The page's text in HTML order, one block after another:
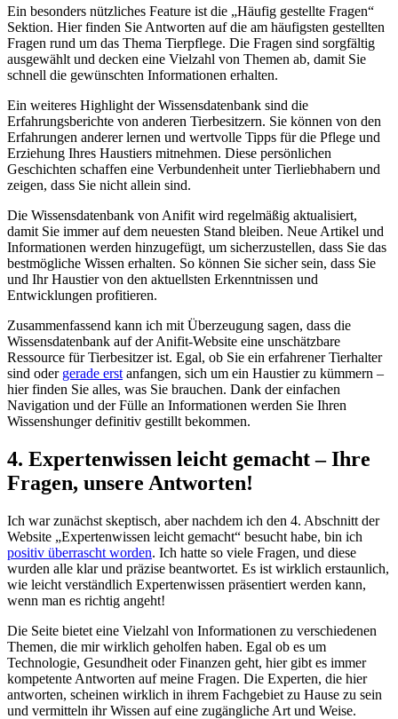
Ein besonders nützliches Feature ist die „Häufig gestellte Fragen“
Sektion. Hier ⁣finden ​Sie Antworten auf die am häufigsten​ gestellten
Fragen​ rund um⁢ das Thema Tierpflege. Die Fragen sind sorgfältig ​
ausgewählt und decken⁢ eine ‌Vielzahl von Themen ⁢ab, damit ⁢Sie
schnell die gewünschten Informationen erhalten.
Ein weiteres⁢ Highlight der Wissensdatenbank sind⁣ die
Erfahrungsberichte ⁤von anderen Tierbesitzern.⁤ Sie‌ können von den
Erfahrungen anderer ‌lernen und wertvolle⁤ Tipps ⁣für die Pflege und
Erziehung Ihres​ Haustiers mitnehmen. Diese persönlichen⁣
Geschichten schaffen‌ eine Verbundenheit unter Tierliebhabern und
zeigen, dass Sie nicht allein sind.
Die ‍Wissensdatenbank von Anifit⁤ wird regelmäßig aktualisiert,
damit ‌Sie immer auf ‌dem neuesten Stand bleiben. Neue​ Artikel und⁢
Informationen werden hinzugefügt, um sicherzustellen, dass Sie das
bestmögliche Wissen erhalten. So ‍können‌ Sie sicher sein, dass ​Sie
und Ihr Haustier von den aktuellsten Erkenntnissen und
Entwicklungen ⁤profitieren.
Zusammenfassend kann ich mit⁢ Überzeugung sagen, dass die
⁤Wissensdatenbank ‍auf ⁢der Anifit-Website eine ⁢unschätzbare
Ressource für Tierbesitzer ​ist. Egal,‍ ob Sie ein erfahrener Tierhalter
‍sind oder gerade erst anfangen, sich um ein ​Haustier zu kümmern​ –
hier finden Sie alles, was⁤ Sie brauchen. Dank der einfachen
Navigation und der Fülle an Informationen werden Sie Ihren
Wissenshunger definitiv gestillt bekommen.
4. Expertenwissen leicht gemacht – Ihre
Fragen, unsere Antworten!
Ich war⁤ zunächst skeptisch, aber‌ nachdem ich‍ den 4. Abschnitt der
⁢Website „Expertenwissen leicht gemacht“ besucht habe, bin ‍ich
positiv überrascht worden. Ich hatte so viele ‌Fragen, und diese
wurden‍ alle klar und präzise beantwortet. Es ist wirklich erstaunlich,
wie leicht‍ verständlich Expertenwissen präsentiert werden kann,‍
wenn man es‍ richtig angeht!
Die⁢ Seite bietet eine⁤ Vielzahl von⁤ Informationen zu verschiedenen
Themen, die mir wirklich geholfen haben.​ Egal‌ ob ‍es um
⁤Technologie, Gesundheit oder Finanzen geht, hier gibt es immer
kompetente Antworten auf meine Fragen. Die Experten, die hier
antworten, scheinen wirklich in ihrem Fachgebiet zu Hause ⁢zu sein
und vermitteln ihr‍ Wissen auf eine⁣ zugängliche Art und Weise.